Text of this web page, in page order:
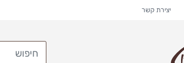
יצירת קשר